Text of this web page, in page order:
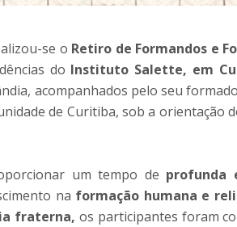
se o Retiro de Formandos e
do Instituto Salette, em
acompanhados pelo seu
de Curitiba, sob a orientação
um tempo de profunda
na formação humana e
fraterna, os participantes foram